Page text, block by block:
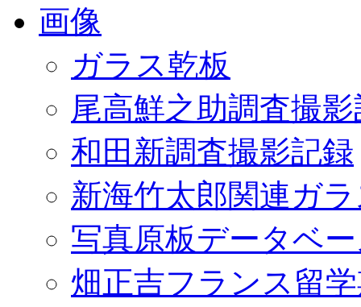
画像
ガラス乾板
尾高鮮之助調査撮
和田新調査撮影記録
新海竹太郎関連ガ
写真原板データベ
畑正吉フランス留